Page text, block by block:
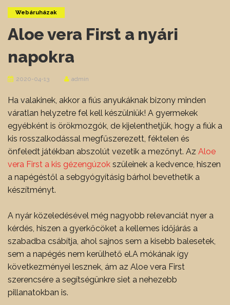
Webáruházak
Aloe vera First a nyári
napokra
2020-04-13 admin
Ha valakinek, akkor a fiús anyukáknak bizony minden
váratlan helyzetre fel kell készülniük! A gyermekek
egyébként is örökmozgók, de kijelenthetjük, hogy a fiúk a
kis rosszalkodással megfűszerezett, féktelen és
önfeledt játékban abszolút vezetik a mezőnyt. Az Aloe
vera First a kis gézengúzok szüleinek a kedvence, hiszen
a napégéstől a sebgyógyításig bárhol bevethetik a
készítményt.
A nyár közeledésével még nagyobb relevanciát nyer a
kérdés, hiszen a gyerkőcöket a kellemes időjárás a
szabadba csábítja, ahol sajnos sem a kisebb balesetek,
sem a napégés nem kerülhető el.A mókának így
következményei lesznek, ám az Aloe vera First
szerencsére a segítségünkre siet a nehezebb
pillanatokban is.